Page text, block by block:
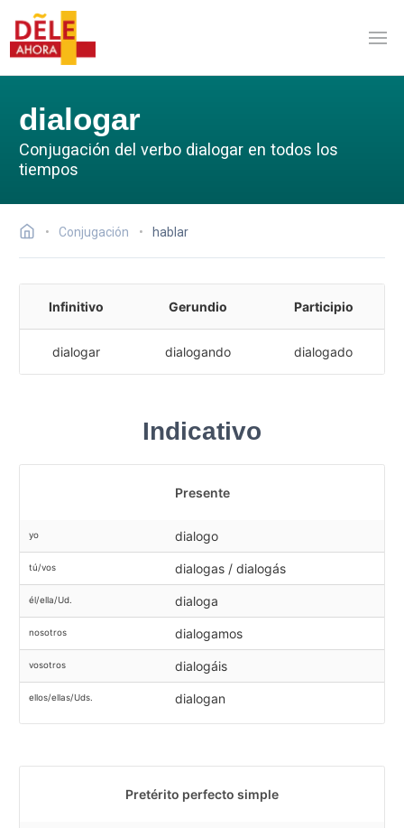
dialogar
Conjugación del verbo dialogar en todos los
tiempos
Conjugación hablar
Infinitivo Gerundio Participio
dialogar dialogando dialogado
Indicativo
Presente
yo dialogo
tú/vos dialogas / dialogás
él/ella/Ud. dialoga
nosotros dialogamos
vosotros dialogáis
ellos/ellas/Uds. dialogan
Pretérito perfecto simple